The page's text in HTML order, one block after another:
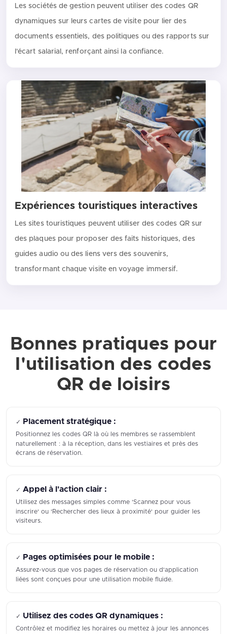
Les sociétés de gestion peuvent utiliser des codes QR
dynamiques sur leurs cartes de visite pour lier des
documents essentiels, des politiques ou des rapports sur
l'écart salarial, renforçant ainsi la confiance.
Expériences touristiques interactives
Les sites touristiques peuvent utiliser des codes QR sur
des plaques pour proposer des faits historiques, des
guides audio ou des liens vers des souvenirs,
transformant chaque visite en voyage immersif.
Bonnes pratiques pour
l'utilisation des codes
QR de loisirs
✓ Placement stratégique :
Positionnez les codes QR là où les membres se rassemblent
naturellement : à la réception, dans les vestiaires et près des
écrans de réservation.
✓Appel à l'action clair :
Utilisez des messages simples comme 'Scannez pour vous
inscrire' ou 'Rechercher des lieux à proximité' pour guider les
visiteurs.
✓ Pages optimisées pour le mobile :
Assurez-vous que vos pages de réservation ou d'application
liées sont conçues pour une utilisation mobile fluide.
✓ Utilisez des codes QR dynamiques :
Contrôlez et modifiez les horaires ou mettez à jour les annonces